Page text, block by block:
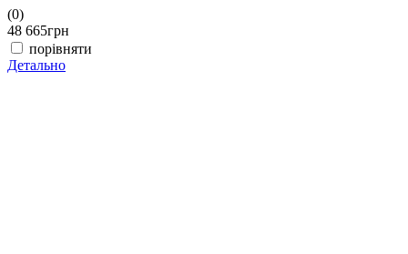
(0)
48 665грн
порівняти
Детально